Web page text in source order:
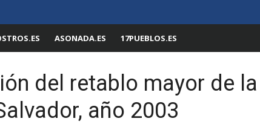
la Red
Córdoba
ASONADA.ES 17PUEBLOS.ES
del retablo mayor de la
año 2003